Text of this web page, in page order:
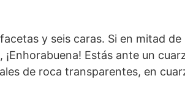
y seis caras. Si en mitad
Estás ante un
de roca transparentes, en